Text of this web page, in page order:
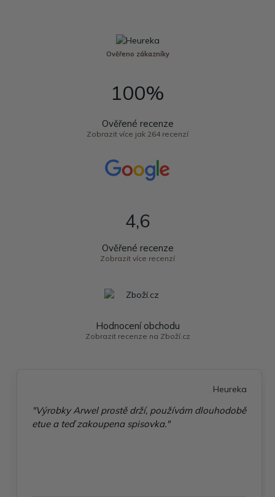
Ověřeno zákazníky
100%
Ověřené recenze
Zobrazit více jak 264 recenzí
4,6
Ověřené recenze
Zobrazit více recenzí
Hodnocení obchodu
Zobrazit recenze na Zboží.cz
Heureka
"Výrobky Arwel prostě drží, používám dlouhodobě
etue a teď zakoupena spisovka."